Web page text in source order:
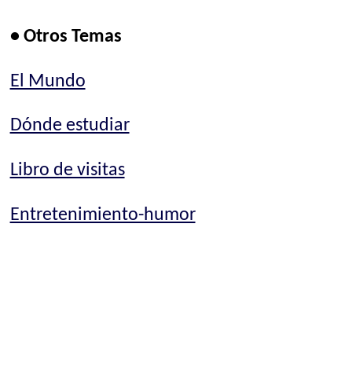
• Otros Temas
El Mundo
Dónde estudiar
Libro de visitas
Entretenimiento-humor